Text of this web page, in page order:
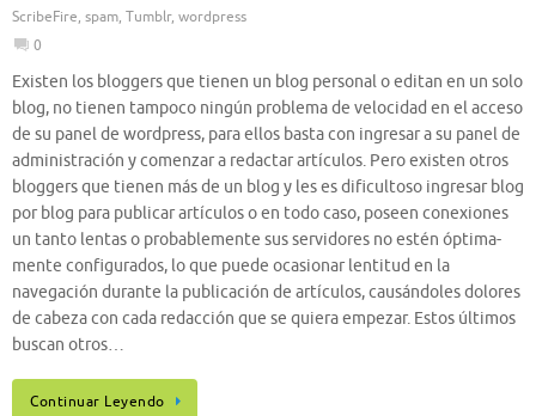
ScribeFire, spam, Tumblr, wordpress
0
Existen los bloggers que tienen un blog personal o editan en un solo
blog, no tienen tampoco ningún problema de velocidad en el acceso
de su panel de wordpress, para ellos basta con ingresar a su panel de
administración y comenzar a redactar artículos. Pero existen otros
bloggers que tienen más de un blog y les es dificultoso ingresar blog
por blog para publicar artículos o en todo caso, poseen conexiones
un tanto lentas o probablemente sus servidores no estén óptima-
mente configurados, lo que puede ocasionar lentitud en la
navegación durante la publicación de artículos, causándoles dolores
de cabeza con cada redacción que se quiera empezar. Estos últimos
buscan otros…
Continuar Leyendo